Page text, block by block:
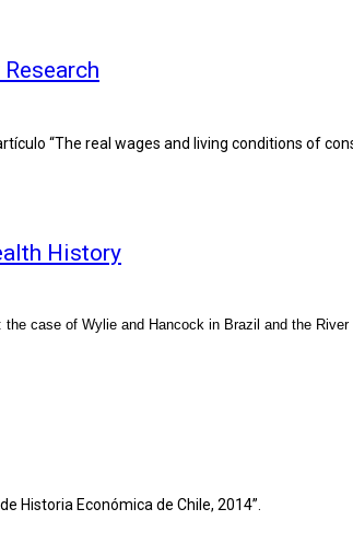
“The real wages and living conditions of
History
case of Wylie and Hancock in Brazil and the
Historia Económica de Chile, 2014”.